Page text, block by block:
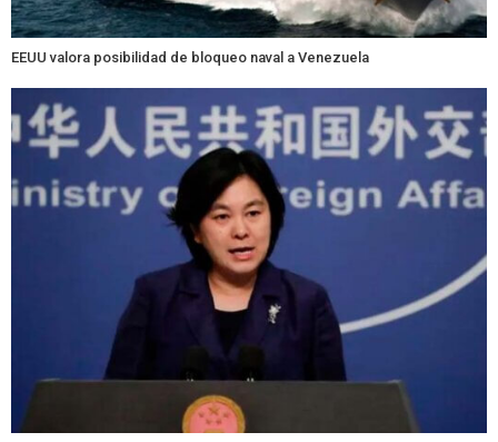
EEUU valora posibilidad de bloqueo naval a Venezuela